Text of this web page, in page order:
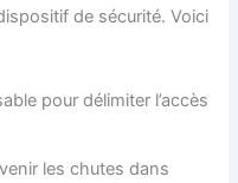
de sécurité. Voici
pour délimiter l’accès
les chutes dans